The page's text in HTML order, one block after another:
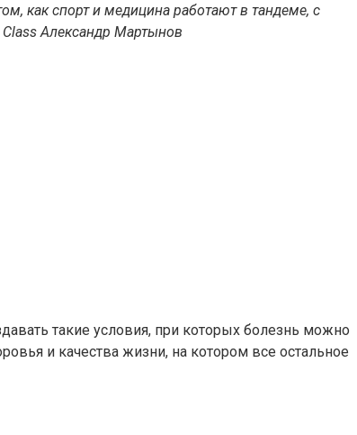
как спорт и медицина работают в тандеме, с
Class Александр Мартынов
такие условия, при которых болезнь можно
и качества жизни, на котором все остальное